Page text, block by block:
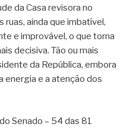
da Casa revisora no
ruas, ainda que imbatível,
e improvável, o que torna
decisiva. Tão ou mais
da República, embora
energia e a atenção dos
Senado – 54 das 81